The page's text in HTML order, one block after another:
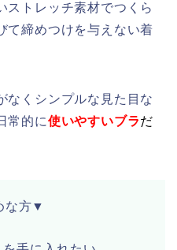
ストレッチ素材でつくら
て締めつけを与えない着
なくシンプルな見た目な
常的に使いやすいブラだ
な方▼